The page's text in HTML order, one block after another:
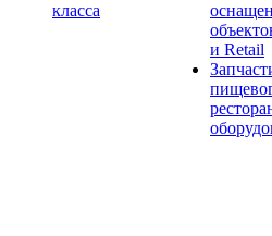
класса
и Retail